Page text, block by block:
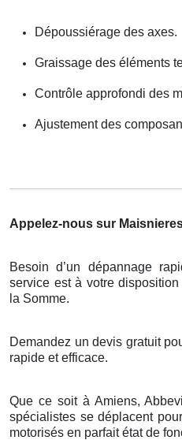
Dépoussiérage des axes.
Graissage des éléments
Contrôle approfondi des
Ajustement des
Appelez-nous sur
Besoin d’un dépannage
service està votre
la Somme.
Demandez un devis gratuit
rapide et efficace.
Que ce soit à Amiens,
spécialistes se déplacent
motorisés en parfait état de